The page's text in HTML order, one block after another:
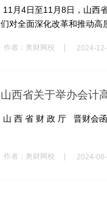
11月4日至11月8日，山西
们对全面深化改革和推动高
作者： 奥财网校 | 2024-
山西省关于举办会计
山 西 省 财 政 厅 晋财会
作者： 奥财网校 | 2024-